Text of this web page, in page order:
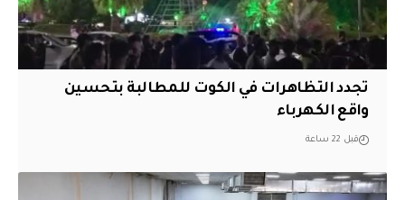
تجدد التظاهرات في الكوت للمطالبة بتحسين
واقع الكهرباء
قبل 22 ساعة